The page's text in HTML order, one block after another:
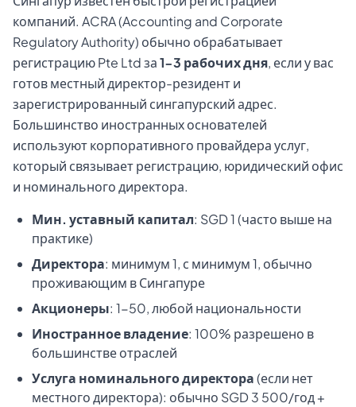
компаний. ACRA (Accounting and Corporate
Regulatory Authority) обычно обрабатывает
регистрацию Pte Ltd за1-3 рабочих дня, если у вас
готов местный директор-резидент и
зарегистрированный сингапурский адрес.
Большинство иностранных основателей
используют корпоративного провайдера услуг,
который связывает регистрацию, юридический офис
и номинального директора.
Мин. уставный капитал: SGD 1 (часто выше на
практике)
Директора: минимум 1, с минимум 1, обычно
проживающим в Сингапуре
Акционеры: 1-50, любой национальности
Иностранное владение: 100% разрешено в
большинстве отраслей
Услуга номинального директора(если нет
местного директора): обычно SGD 3 500/год +